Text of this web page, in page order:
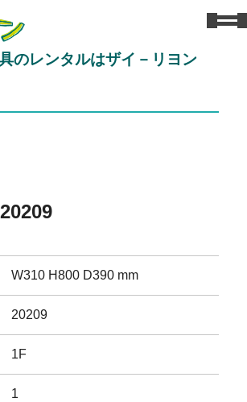
のレンタルはザイ－リヨン
W310 H800 D390 mm
20209
1F
1